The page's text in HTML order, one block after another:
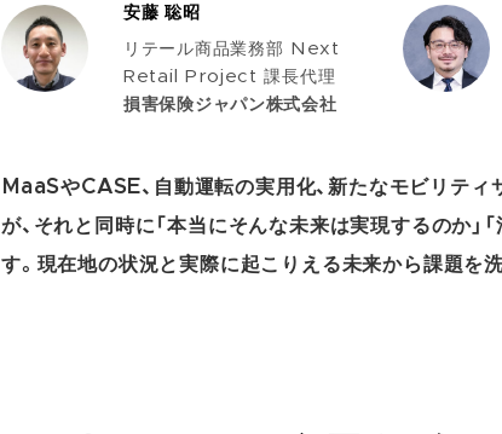
安藤 聡昭
リテール商品業務部 Next
Retail Project 課長代理
損害保険ジャパン株式会社
MaaSやCASE、自動運転の実用化、新たなモビリテ
が、それと同時に「本当にそんな未来は実現するのか
す。現在地の状況と実際に起こりえる未来から課題を